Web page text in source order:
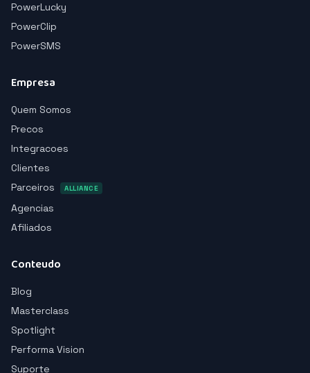
PowerLucky
PowerClip
PowerSMS
Empresa
Quem Somos
Precos
Integracoes
Clientes
Parceiros
ALLIANCE
Agencias
Afiliados
Conteudo
Blog
Masterclass
Spotlight
Performa Vision
Suporte